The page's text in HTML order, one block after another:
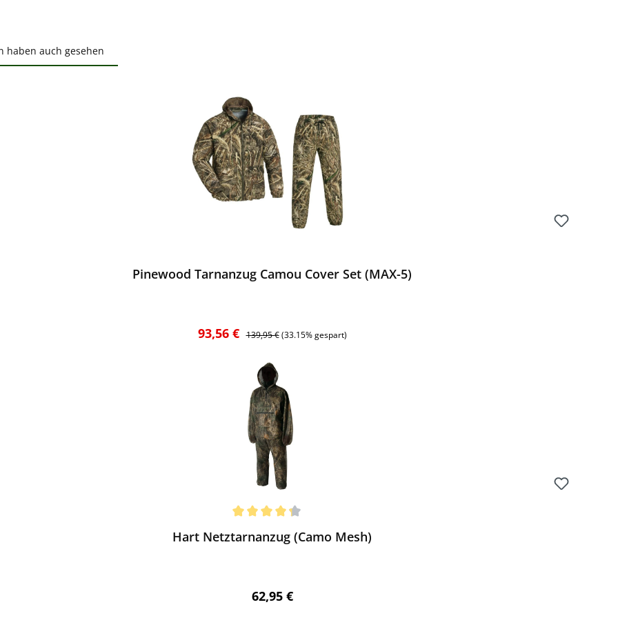
haben auch gesehen
Pinewood Tarnanzug Camou Cover Set (MAX-5)
Verkaufspreis:
93,56 € Regulärer Preis:
139,95 € (33.15% gespart)
Hart Netztarnanzug (Camo Mesh)
Regulärer Preis:
62,95 €